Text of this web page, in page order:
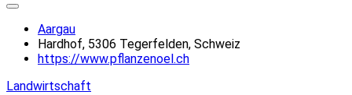
Aargau
Hardhof, 5306 Tegerfelden, Schweiz
https://www.pflanzenoel.ch
Landwirtschaft